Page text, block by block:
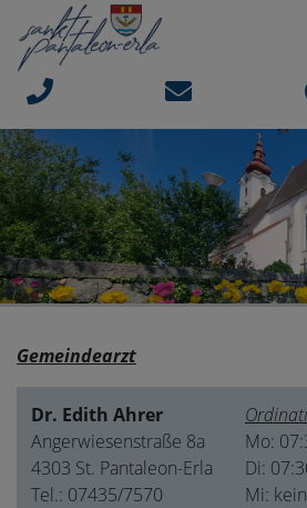
Sprungmarken
Springe direkt zu:
Gemeindearzt
Dr. Edith Ahrer
Angerwiesenstraße 8a
4303 St. Pantaleon-Erla
Tel.: 07435/7570
Mo:
Di:
Mi: